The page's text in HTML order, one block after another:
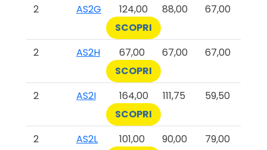
2
AS2G 124,00 88,00
67,00
SCOPRI
2
AS2H 67,00 67,00
67,00
SCOPRI
2
AS2I 164,00 111,75
59,50
SCOPRI
2
AS2L 101,00 90,00
79,00